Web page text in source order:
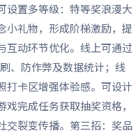
设置多等级：特等奖浪漫大
小礼物，形成阶梯激励，提
互动环节优化。线上可通过
、防作弊及数据统计；线
打卡区增强体验感。可设计
完成任务获取抽奖资格，
交裂变传播。第三招：奖品